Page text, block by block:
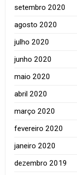
setembro 2020
agosto 2020
julho 2020
junho 2020
maio 2020
abril 2020
março 2020
fevereiro 2020
janeiro 2020
dezembro 2019